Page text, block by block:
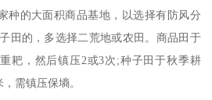
种的大面积商品基地，以选择有防风分
田的，多选择二荒地或农田。商品田于
耙，然后镇压2或3次;种子田于秋季耕
需镇压保墒。